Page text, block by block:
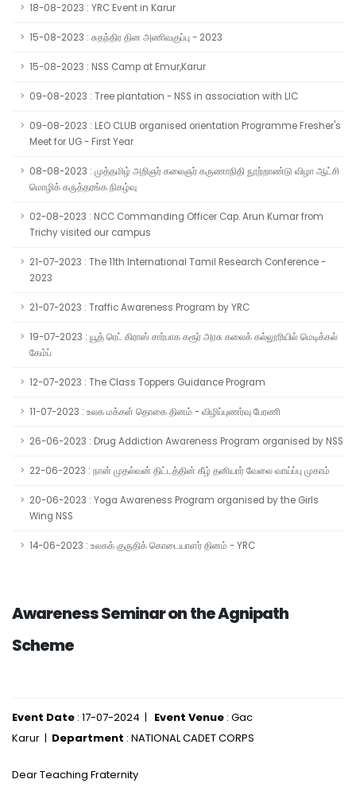
18-08-2023 : YRC Event in Karur
15-08-2023 : சுதந்திர தின அணிவகுப்பு - 2023
15-08-2023 : NSS Camp at Emur,Karur
09-08-2023 : Tree plantation - NSS in association with LIC
09-08-2023 : LEO CLUB organised orientation Programme Fresher's
Meet for UG - First Year
08-08-2023 : முத்தமிழ் அறிஞர் கலைஞர் கருணாநிதி நூற்றாண்டு விழா ஆட்சி
மொழிக் கருத்தரங்க நிகழ்வு
02-08-2023 : NCC Commanding Officer Cap. Arun Kumar from
Trichy visited our campus
21-07-2023 : The 11th International Tamil Research Conference -
2023
21-07-2023 : Traffic Awareness Program by YRC
19-07-2023 : யூத் ரெட் கிராஸ் சார்பாக கரூர் அரசு கலைக் கல்லூரியில் மெடிக்கல்
கேம்ப்
12-07-2023 : The Class Toppers Guidance Program
11-07-2023 : உலக மக்கள் தொகை தினம் - விழிப்புணர்வு பேரணி
26-06-2023 : Drug Addiction Awareness Program organised by NSS
22-06-2023 : நான் முதல்வன் திட்டத்தின் கீழ் தனியார் வேலை வாய்ப்பு முகாம்
20-06-2023 : Yoga Awareness Program organised by the Girls
Wing NSS
14-06-2023 : உலகக் குருதிக் கொடையாளர் தினம் - YRC
Awareness Seminar on the Agnipath
Scheme
Event Date : 17-07-2024 | Event Venue : Gac
Karur | Department : NATIONAL CADET CORPS
Dear Teaching Fraternity